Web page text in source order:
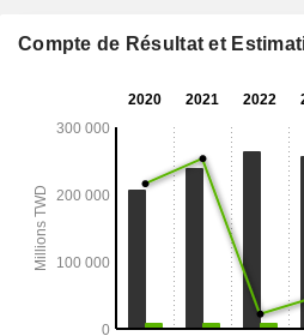
professionnelles et d'autres
commerciales, des immeubles
Investissement et autres est
Compte de Résultat et